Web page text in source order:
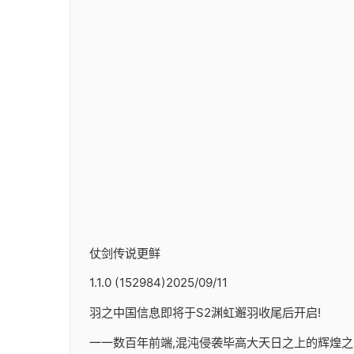
仗剑传说更鲜
1.1.0 (152984)2025/09/11
羽之中国信息即将于S2渊虹邂羽收尾后开启!
一一数百年前端,混沌侵袭毕高大天日之上的辉煌